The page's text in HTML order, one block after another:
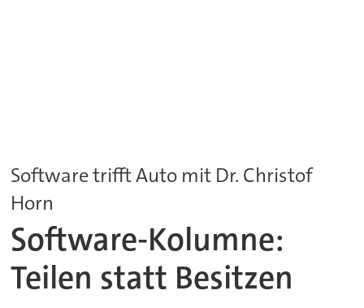
Software trifft Auto mit Dr. Christof
Horn
Software-Kolumne:
Teilen statt Besitzen